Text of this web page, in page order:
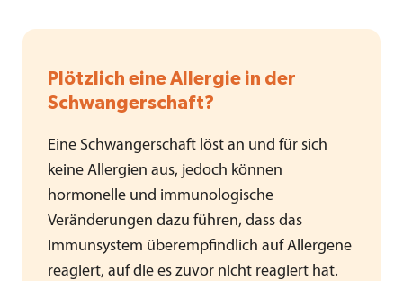
Plötzlich eine Allergie in der
Schwangerschaft?
Eine Schwangerschaft löst an und für sich
keine Allergien aus, jedoch können
hormonelle und immunologische
Veränderungen dazu führen, dass das
Immunsystem überempfindlich auf Allergene
reagiert, auf die es zuvor nicht reagiert hat.